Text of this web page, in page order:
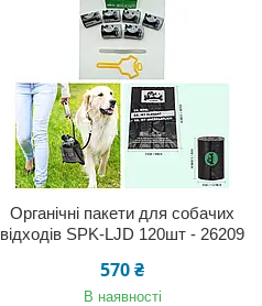
Органічні пакети для собачих
відходів SPK-LJD 120шт - 26209
570 ₴
В наявності